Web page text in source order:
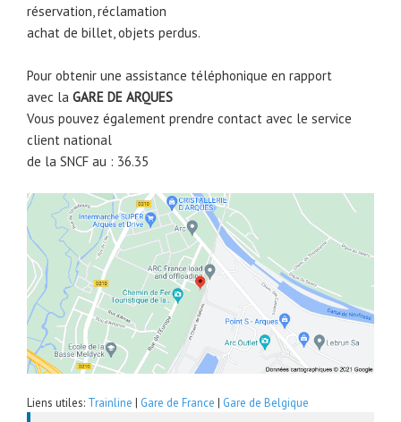
réservation, réclamation
achat de billet, objets perdus.
Pour obtenir une assistance téléphonique en rapport
avec la GARE DE ARQUES
Vous pouvez également prendre contact avec le service
client national
de la SNCF au : 36.35
Liens utiles: Trainline | Gare de France | Gare de Belgique